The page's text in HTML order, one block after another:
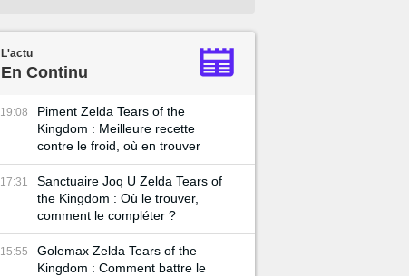
L'actu
En Continu
19:08
Piment Zelda Tears of the
Kingdom : Meilleure recette
contre le froid, où en trouver
17:31
Sanctuaire Joq U Zelda Tears of
the Kingdom : Où le trouver,
comment le compléter ?
15:55
Golemax Zelda Tears of the
Kingdom : Comment battre le